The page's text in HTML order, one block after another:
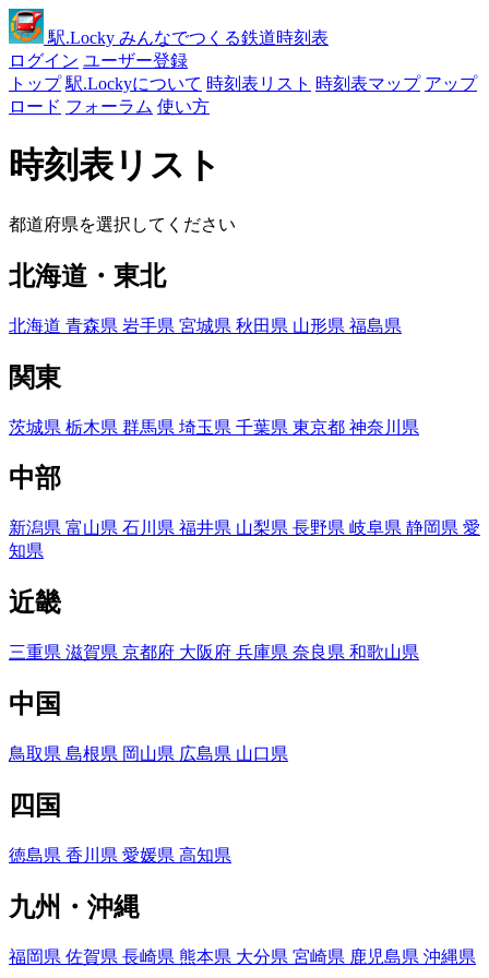
駅.Locky みんなでつくる鉄道時刻表
ログイン ユーザー登録
トップ 駅.Lockyについて 時刻表リスト 時刻表マップ アップ
ロード フォーラム 使い方
時刻表リスト
都道府県を選択してください
北海道・東北
北海道 青森県 岩手県 宮城県 秋田県 山形県 福島県
関東
茨城県 栃木県 群馬県 埼玉県 千葉県 東京都 神奈川県
中部
新潟県 富山県 石川県 福井県 山梨県 長野県 岐阜県 静岡県 愛
知県
近畿
三重県 滋賀県 京都府 大阪府 兵庫県 奈良県 和歌山県
中国
鳥取県 島根県 岡山県 広島県 山口県
四国
徳島県 香川県 愛媛県 高知県
九州・沖縄
福岡県 佐賀県 長崎県 熊本県 大分県 宮崎県 鹿児島県 沖縄県